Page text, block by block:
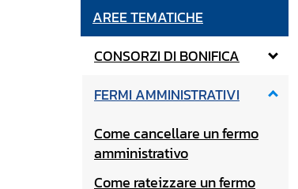
AREE TEMATICHE
CONSORZI DI BONIFICA
FERMI AMMINISTRATIVI
Come cancellare un fermo
amministrativo
Come rateizzare un fermo